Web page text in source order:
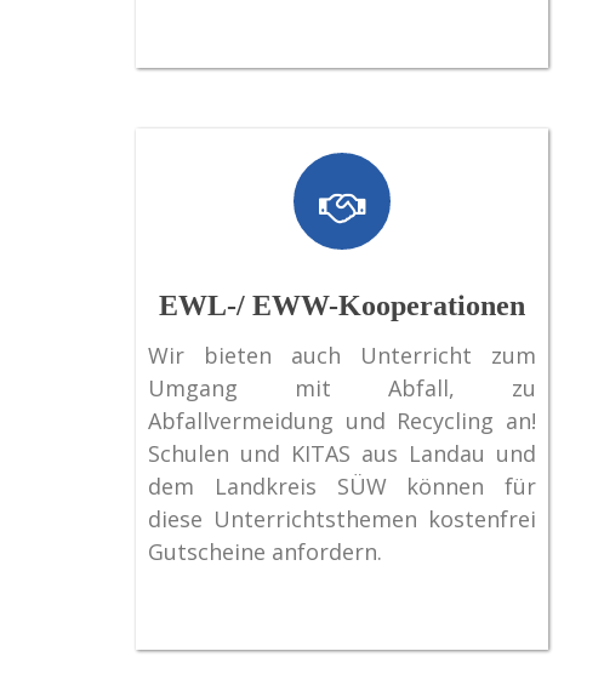
EWL-/ EWW-Kooperationen
Wir bieten auch Unterricht zum
Umgang mit Abfall, zu
Abfallvermeidung und Recycling an!
Schulen und KITAS aus Landau und
dem Landkreis SÜW können für
diese Unterrichtsthemen kostenfrei
Gutscheine anfordern.